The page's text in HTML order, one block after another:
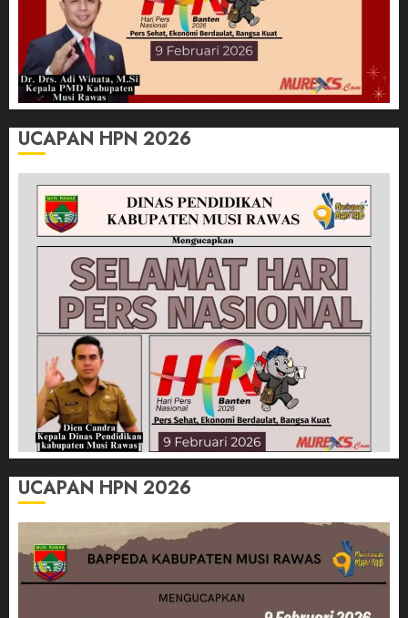
UCAPAN HPN 2026
UCAPAN HPN 2026